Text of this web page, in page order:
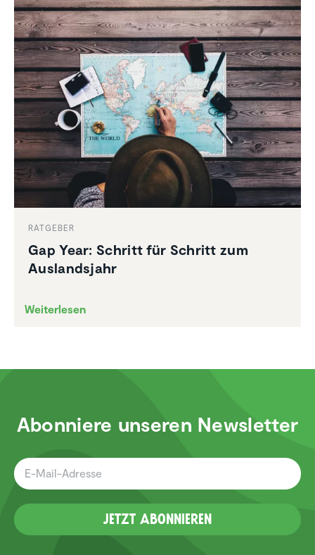
RATGEBER
Gap Year: Schritt für Schritt zum
Auslands­jahr
Weiterlesen
Abonniere unseren Newsletter
Jetzt Abonnieren